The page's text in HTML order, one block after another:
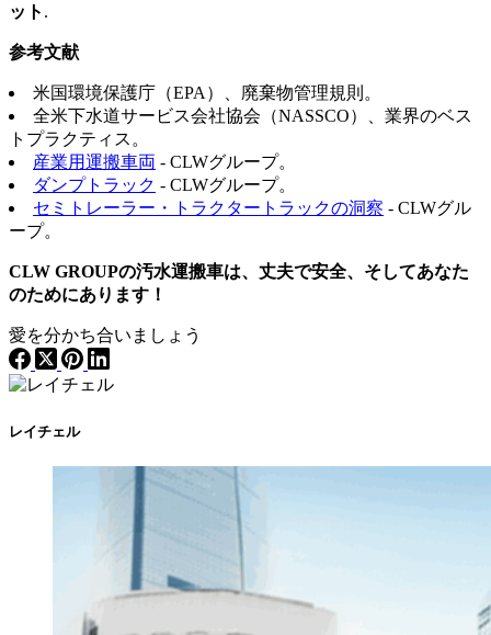
ット .
参考文献
米国環境保護庁（EPA）、廃棄物管理規則。
全米下水道サービス会社協会（NASSCO）、業界のベス
トプラクティス。
産業用運搬車両 - CLWグループ。
ダンプトラック - CLWグループ。
セミトレーラー・トラクタートラックの洞察 - CLWグル
ープ。
CLW GROUPの汚水運搬車は、丈夫で安全、そしてあなた
のためにあります！
愛を分かち合いましょう
レイチェル